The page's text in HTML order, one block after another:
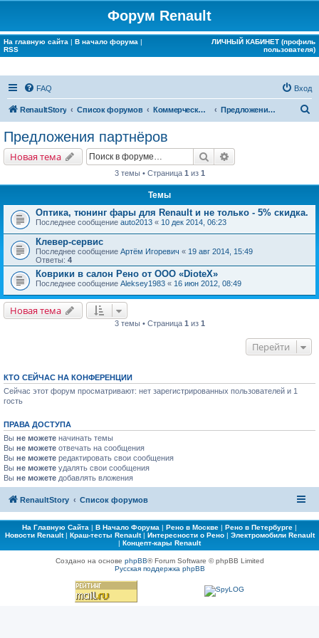
Форум Renault
На главную сайта | В начало форума |
RSS
ЛИЧНЫЙ КАБИНЕТ (профиль
пользователя)
FAQ Вход
RenaultStory Список форумов Коммерческие разделы Предложения партнёров
Предложения партнёров
Новая тема Поиск
3 темы • Страница 1 из 1
Темы
Оптика, тюнинг фары для Renault и не только - 5% скидка.
Последнее сообщение auto2013 « 10 дек 2014, 06:23
Клевер-сервис
Последнее сообщение Артём Игоревич « 19 авг 2014, 15:49
Ответы: 4
Коврики в салон Рено от ООО «DioteX»
Последнее сообщение Aleksey1983 « 16 июн 2012, 08:49
Новая тема
3 темы • Страница 1 из 1
Перейти
КТО СЕЙЧАС НА КОНФЕРЕНЦИИ
Сейчас этот форум просматривают: нет зарегистрированных пользователей и 1
гость
ПРАВА ДОСТУПА
Вы не можете начинать темы
Вы не можете отвечать на сообщения
Вы не можете редактировать свои сообщения
Вы не можете удалять свои сообщения
Вы не можете добавлять вложения
RenaultStory Список форумов
На Главную Сайта | В Начало Форума | Рено в Москве | Рено в Петербурге |
Новости Renault| Краш-тесты Renault| Интересности о Рено| Электромобили Renault
| Концепт-кары Renault
Создано на основе phpBB® Forum Software © phpBB Limited
Русская поддержка phpBB